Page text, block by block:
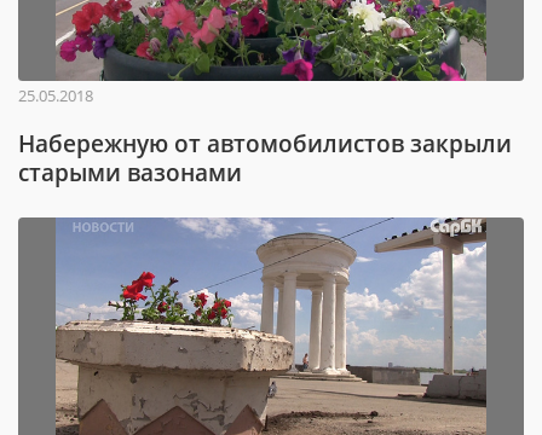
25.05.2018
Набережную от автомобилистов закрыли
старыми вазонами